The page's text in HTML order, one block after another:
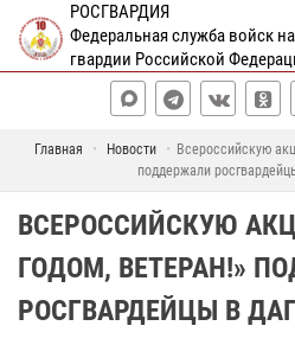
РОСГВАРДИЯ
Федеральная служба войск
гвардии Российской
Главная Новости
Всероссийскую
поддержали
ВСЕРОССИЙСКУЮ
ГОДОМ, ВЕТЕРАН!»
РОСГВАРДЕЙЦЫ В